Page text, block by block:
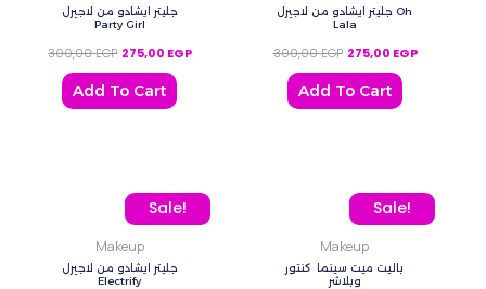
جليتر ايشادو من لاجيرل
Party Girl
300,00EGP 275,00 EGP
Add To Cart
جليتر ايشادو من لاجيرل Oh
Lala
300,00EGP 275,00 EGP
Add To Cart
Sale!
Makeup
جليتر ايشادو من لاجيرل
Electrify
Original price was: 300,00 EGP.
Current price is: 275,00 EGP. Sale!
Makeup
باليت ميت سينما كنتور
وبلاشر
Original price was:
Current